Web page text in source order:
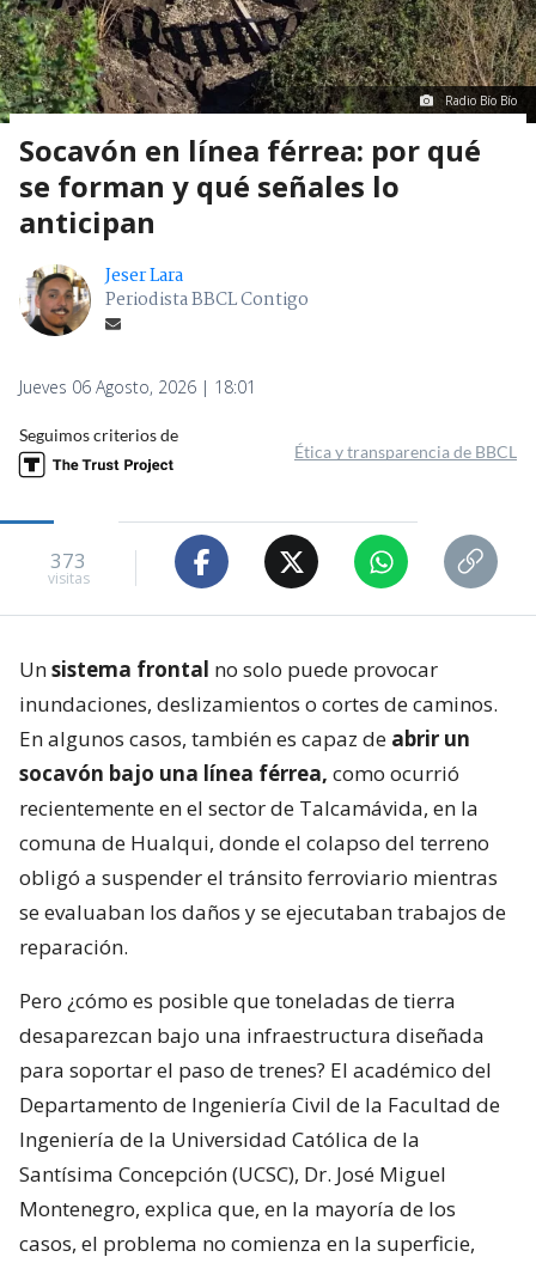
Radio Bío Bío
Socavón en línea férrea: por qué
se forman y qué señales lo
anticipan
Jeser Lara
Periodista BBCL Contigo
Jueves 06 Agosto, 2026 | 18:01
Seguimos criterios de
Ética y transparencia de BBCL
373
visitas
Unsistema frontal no solo puede provocar
inundaciones, deslizamientos o cortes de caminos.
En algunos casos, también es capaz de abrir un
socavón bajo una línea férrea, como ocurrió
recientemente en el sector de Talcamávida, en la
comuna de Hualqui, donde el colapso del terreno
obligó a suspender el tránsito ferroviario mientras
se evaluaban los daños y se ejecutaban trabajos de
reparación.
Pero ¿cómo es posible que toneladas de tierra
desaparezcan bajo una infraestructura diseñada
para soportar el paso de trenes? El académico del
Departamento de Ingeniería Civil de la Facultad de
Ingeniería de la Universidad Católica de la
Santísima Concepción (UCSC), Dr. José Miguel
Montenegro, explica que, en la mayoría de los
casos, el problema no comienza en la superficie,